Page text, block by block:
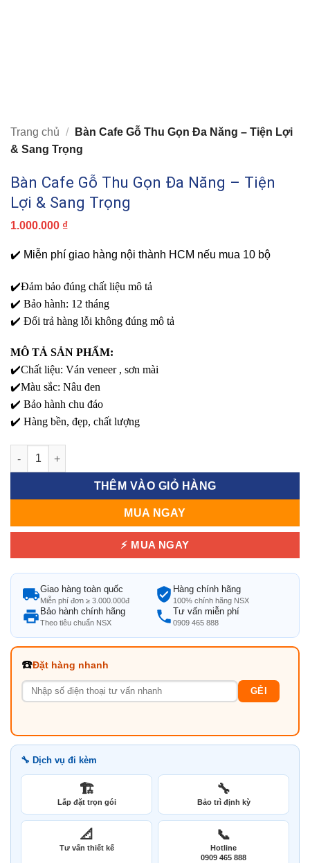
Trang chủ /
Bàn Cafe Gỗ Thu Gọn Đa Năng – Tiện Lợi
& Sang Trọng
Bàn Cafe Gỗ Thu Gọn Đa Năng – Tiện
Lợi & Sang Trọng
1.000.000 ₫
✔️ Miễn phí giao hàng nội thành HCM nếu mua 10 bộ
✔️Đảm bảo đúng chất liệu mô tả
✔️ Bảo hành: 12 tháng
✔️ Đổi trả hàng lỗi không đúng mô tả
MÔ TẢ SẢN PHẨM:
✔️Chất liệu: Ván veneer , sơn mài
✔️Màu sắc: Nâu đen
✔️ Bảo hành chu đáo
✔️ Hàng bền, đẹp, chất lượng
Bàn Cafe Gỗ Thu Gọn Đa Năng - Tiện Lợi & Sang Trọng số
THÊM VÀO GIỎ HÀNG
MUA NGAY
⚡ MUA NGAY
Giao hàng toàn quốc
Miễn phí đơn ≥ 3.000.000đ
Hàng chính hãng
100% chính hãng NSX
Bảo hành chính hãng
Theo tiêu chuẩn NSX
Tư vấn miễn phí
0909 465 888
☎️Đặt hàng nhanh
GẺI
🔧 Dịch vụ đi kèm
🏗️
Lắp đặt trọn gói
🔧
Bảo trì định kỳ
📐
Tư vấn thiết kế
📞
Hotline
0909 465 888